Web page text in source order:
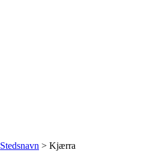
Stedsnavn > Kjærra